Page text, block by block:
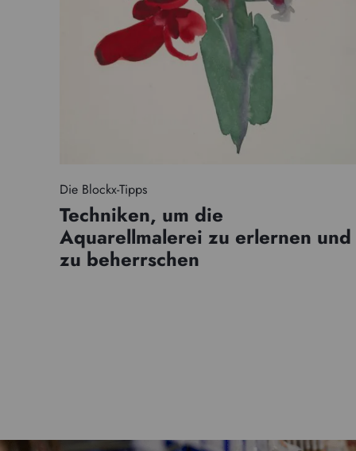
Die Blockx-Tipps
Techniken, um die
Aquarellmalerei zu erlernen und
zu beherrschen